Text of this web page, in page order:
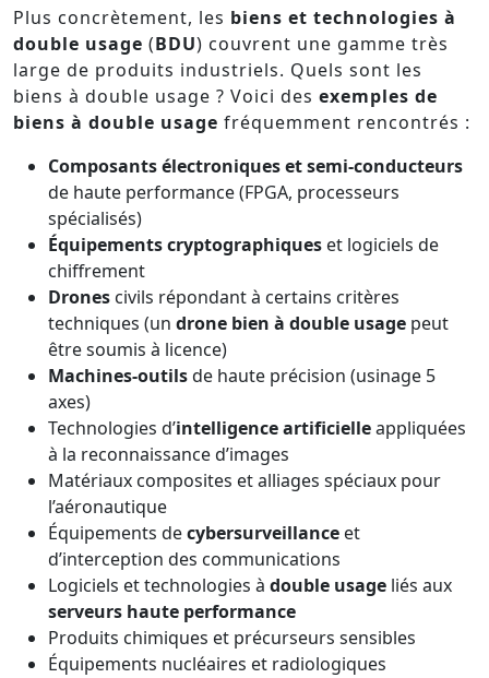
Plus concrètement, les biens et technologies à
double usage (BDU) couvrent une gamme très
large de produits industriels. Quels sont les
biens à double usage ? Voici des exemples de
biens à double usage fréquemment rencontrés :
Composants électroniques et semi-conducteurs
de haute performance (FPGA, processeurs
spécialisés)
Équipements cryptographiques et logiciels de
chiffrement
Drones civils répondant à certains critères
techniques (un drone bien à double usage peut
être soumis à licence)
Machines-outilsde haute précision (usinage 5
axes)
Technologies d’intelligence artificielleappliquées
à la reconnaissance d’images
Matériaux composites et alliages spéciaux pour
l’aéronautique
Équipements decybersurveillance et
d’interception des communications
Logiciels et technologies à double usage liés aux
serveurs haute performance
Produits chimiques et précurseurs sensibles
Équipements nucléaires et radiologiques